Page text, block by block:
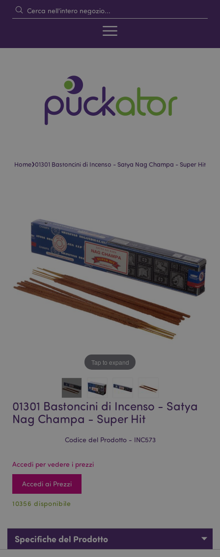
Home›01301 Bastoncini di Incenso - Satya Nag Champa - Super Hit
galleria
immagini
Tap to expand
01301 Bastoncini di Incenso - Satya
Nag Champa - Super Hit
Codice del Prodotto - INC573
Accedi per vedere i prezzi
Accedi ai Prezzi
10356 disponibile
Specifiche del Prodotto